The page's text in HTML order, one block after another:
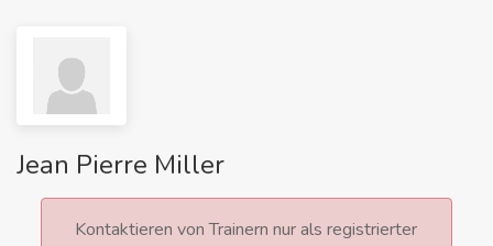
Jean Pierre Miller
Kontaktieren von Trainern nur als registrierter